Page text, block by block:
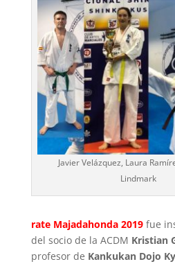
Javier Velázquez, Laura
Lindmark
rate Majadahonda 2019 fue
del socio de la ACDM Kristian
profesor de Kankukan Dojo